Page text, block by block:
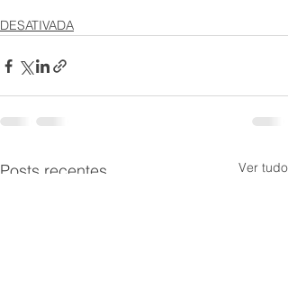
DESATIVADA
Posts recentes Ver tudo